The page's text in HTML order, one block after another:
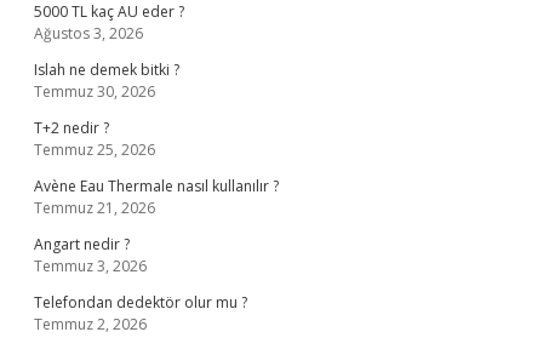
5000 TL kaç AU eder ?
Ağustos 3, 2026
Islah ne demek bitki ?
Temmuz 30, 2026
T+2 nedir ?
Temmuz 25, 2026
Avène Eau Thermale nasıl kullanılır ?
Temmuz 21, 2026
Angart nedir ?
Temmuz 3, 2026
Telefondan dedektör olur mu ?
Temmuz 2, 2026